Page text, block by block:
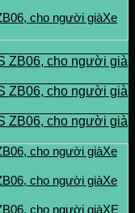
Xe
Xe
Xe
XE